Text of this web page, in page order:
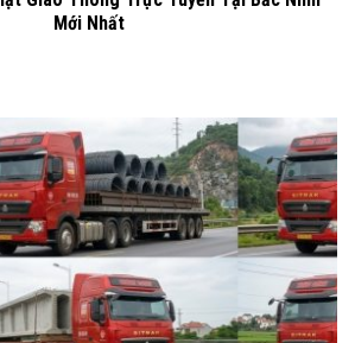
Mới Nhất